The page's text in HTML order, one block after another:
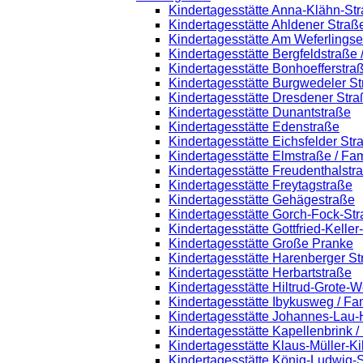
Kindertagesstätte Anna-Klähn-
Kindertagesstätte Ahldener
Kindertagesstätte Am
Kindertagesstätte Bergfeldstraße
Kindertagesstätte
Kindertagesstätte Burgwedeler
Kindertagesstätte Dresdener
Kindertagesstätte Dunantstraße
Kindertagesstätte Edenstraße
Kindertagesstätte Eichsfelder
Kindertagesstätte Elmstraße /
Kindertagesstätte
Kindertagesstätte Freytagstraße
Kindertagesstätte Gehägestraße
Kindertagesstätte Gorch-Fock-
Kindertagesstätte Gottfried-
Kindertagesstätte Große Pranke
Kindertagesstätte Harenberger
Kindertagesstätte Herbartstraße
Kindertagesstätte Hiltrud-Grote-
Kindertagesstätte Ibykusweg /
Kindertagesstätte Johannes-Lau-
Kindertagesstätte Kapellenbrink
Kindertagesstätte Klaus-Müller-
Kindertagesstätte König-Ludwig-